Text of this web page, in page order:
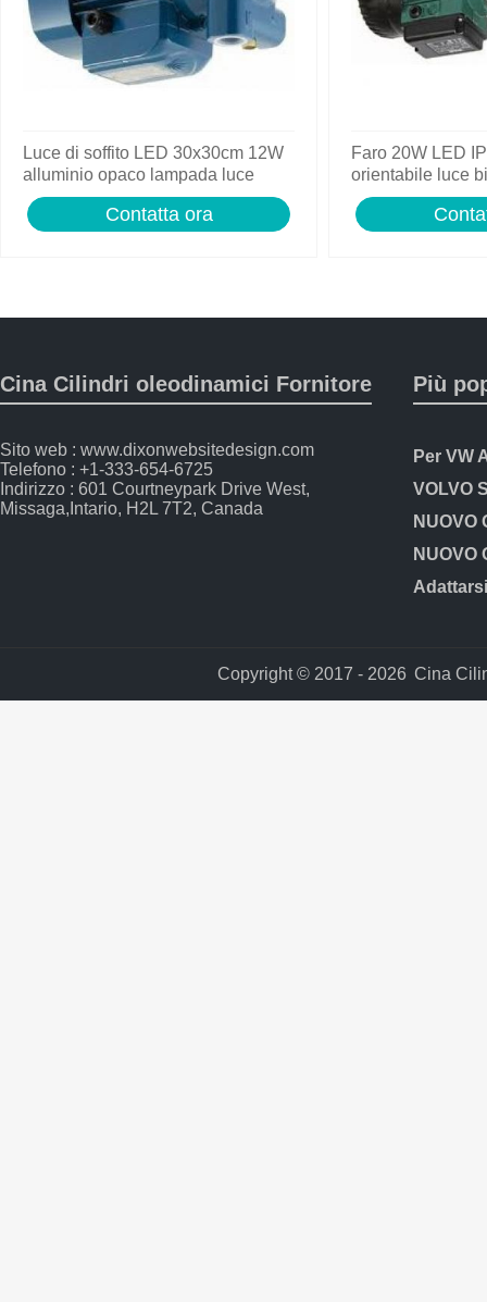
Luce di soffito LED 30x30cm 12W
alluminio opaco lampada luce
soffito qualita
Contatta ora
Faro 20W LED
orientabile luce
esterno lavoro
Cina Cilindri oleodinamici Fornitore
Sito web : www.dixonwebsitedesign.com
Telefono : +1-333-654-6725
Indirizzo : 601 Courtneypark Drive West,
Missaga,Intario, H2L 7T2, Canada
Più
Copyright © 2017 - 2026 Cina